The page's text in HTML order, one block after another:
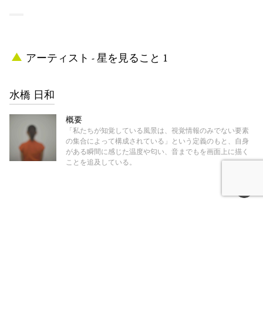
アーティスト - 星を見ること 1
水橋 日和
概要
「私たちが知覚している風景は、視覚情報のみでない要素
の集合によって構成されている」という定義のもと、自身
がある瞬間に感じた温度や匂い、音までもを画面上に描く
ことを追及している。